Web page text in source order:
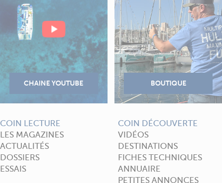
COIN LECTURE
LES MAGAZINES
ACTUALITÉS
DOSSIERS
ESSAIS
COIN DÉCOUVERTE
VIDÉOS
DESTINATIONS
FICHES TECHNIQUES
ANNUAIRE
PETITES ANNONCES